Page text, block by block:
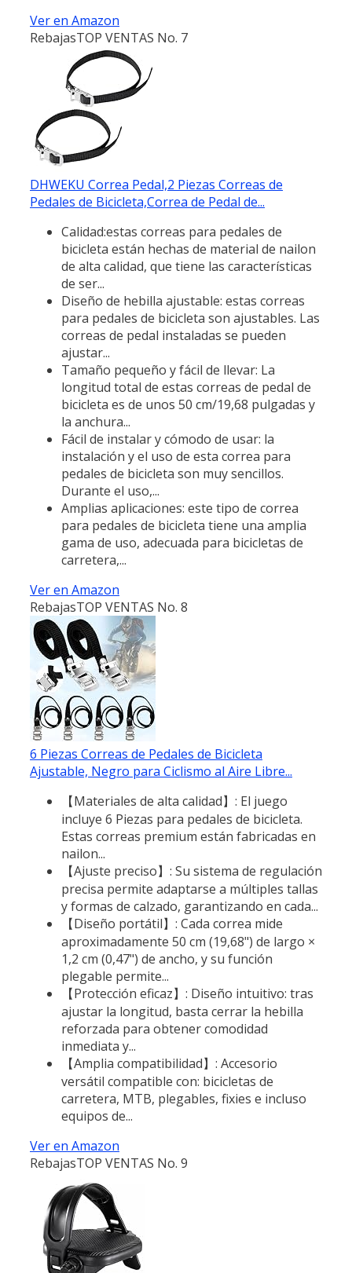
Ver en Amazon
RebajasTOP VENTAS No. 7
DHWEKU Correa Pedal,2 Piezas Correas de
Pedales de Bicicleta,Correa de Pedal de...
Calidad:estas correas para pedales de
bicicleta están hechas de material de nailon
de alta calidad, que tiene las características
de ser...
Diseño de hebilla ajustable: estas correas
para pedales de bicicleta son ajustables. Las
correas de pedal instaladas se pueden
ajustar...
Tamaño pequeño y fácil de llevar: La
longitud total de estas correas de pedal de
bicicleta es de unos 50 cm/19,68 pulgadas y
la anchura...
Fácil de instalar y cómodo de usar: la
instalación y el uso de esta correa para
pedales de bicicleta son muy sencillos.
Durante el uso,...
Amplias aplicaciones: este tipo de correa
para pedales de bicicleta tiene una amplia
gama de uso, adecuada para bicicletas de
carretera,...
Ver en Amazon
RebajasTOP VENTAS No. 8
6 Piezas Correas de Pedales de Bicicleta
Ajustable, Negro para Ciclismo al Aire Libre...
【Materiales de alta calidad】: El juego
incluye 6 Piezas para pedales de bicicleta.
Estas correas premium están fabricadas en
nailon...
【Ajuste preciso】: Su sistema de regulación
precisa permite adaptarse a múltiples tallas
y formas de calzado, garantizando en cada...
【Diseño portátil】: Cada correa mide
aproximadamente 50 cm (19,68") de largo ×
1,2 cm (0,47") de ancho, y su función
plegable permite...
【Protección eficaz】: Diseño intuitivo: tras
ajustar la longitud, basta cerrar la hebilla
reforzada para obtener comodidad
inmediata y...
【Amplia compatibilidad】: Accesorio
versátil compatible con: bicicletas de
carretera, MTB, plegables, fixies e incluso
equipos de...
Ver en Amazon
RebajasTOP VENTAS No. 9